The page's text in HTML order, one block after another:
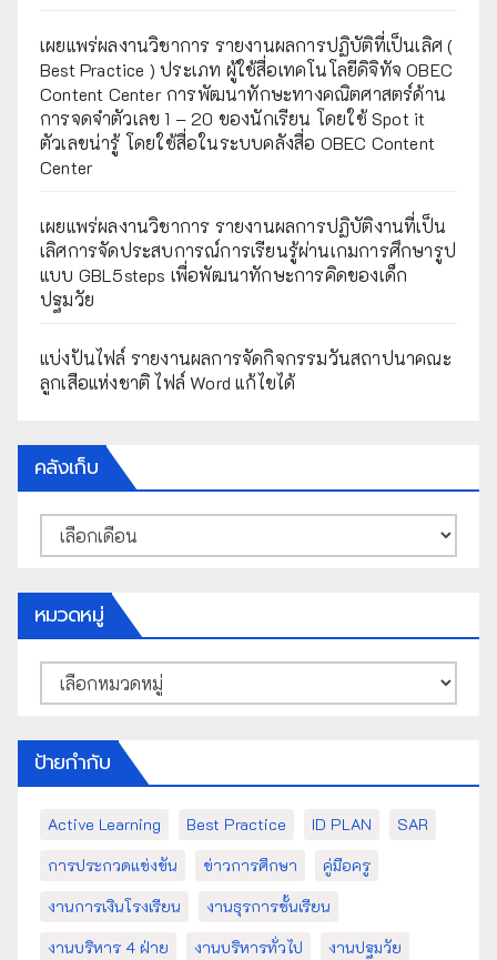
เผยแพร่ผลงานวิชาการ รายงานผลการปฏิบัติที่เป็นเลิศ (
Best Practice ) ประเภท ผู้ใช้สื่อเทคโนโลยีดิจิทัจ OBEC
Content Center การพัฒนาทักษะทางคณิตศาสตร์ด้าน
การจดจำตัวเลข 1 – 20 ของนักเรียน โดยใช้ Spot it
ตัวเลขน่ารู้ โดยใช้สื่อในระบบคลังสื่อ OBEC Content
Center
เผยแพร่ผลงานวิชาการ รายงานผลการปฏิบัติงานที่เป็น
เลิศการจัดประสบการณ์การเรียนรู้ผ่านเกมการศึกษารูป
แบบ GBL5steps เพื่อพัฒนาทักษะการคิดของเด็ก
ปฐมวัย
แบ่งปันไฟล์ รายงานผลการจัดกิจกรรมวันสถาปนาคณะ
ลูกเสือแห่งชาติ ไฟล์ Word แก้ไขได้
คลังเก็บ
คลัง
เก็บ
หมวดหมู่
หมวด
หมู่
ป้ายกำกับ
Active Learning Best Practice ID PLAN
SAR
การประกวดแข่งขัน
ข่าวการศึกษา
คู่มือครู
งานการเงินโรงเรียน
งานธุรการชั้นเรียน
งานบริหาร 4 ฝ่าย
งานบริหารทั่วไป
งานปฐมวัย